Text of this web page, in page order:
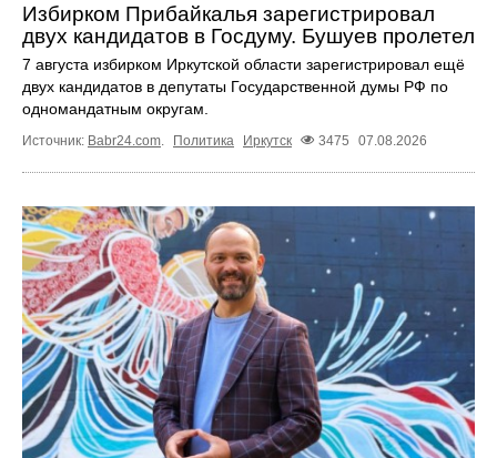
Избирком Прибайкалья зарегистрировал
двух кандидатов в Госдуму. Бушуев пролетел
7 августа избирком Иркутской области зарегистрировал ещё
двух кандидатов в депутаты Государственной думы РФ по
одномандатным округам.
Источник: Babr24.com. Политика Иркутск 3475 07.08.2026